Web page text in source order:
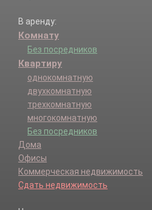
В аренду:
Комнату
Без посредников
Квартиру
однокомнатную
двухкомнатную
трехкомнатную
многокомнатную
Без посредников
Дома
Офисы
Коммерческая недвижимость
Сдать недвижимость